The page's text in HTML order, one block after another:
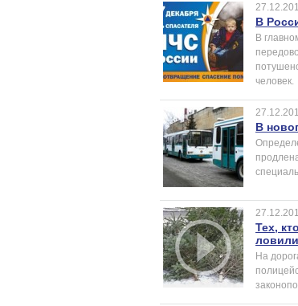
В
В
человек.
В
Тех,
На